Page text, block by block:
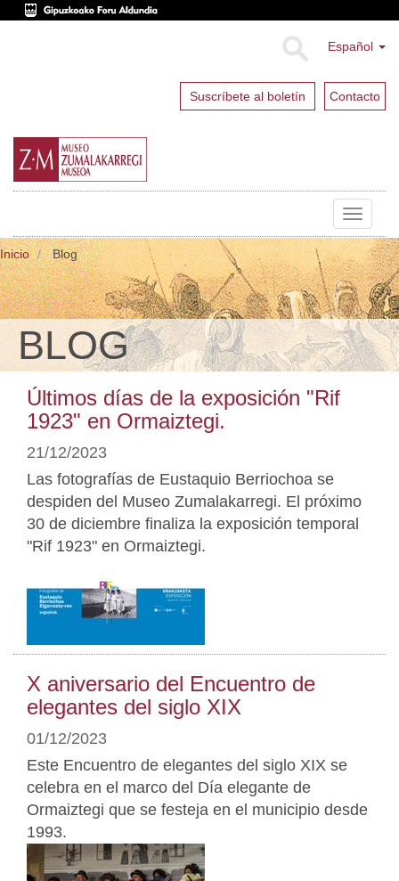
Español
Suscríbete al boletín Contacto
Toggle
Inicio Blog
BLOG
Últimos días de la exposición "Rif
1923" en Ormaiztegi.
21/12/2023
Las fotografías de Eustaquio Berriochoa se
despiden del Museo Zumalakarregi. El próximo
30 de diciembre finaliza la exposición temporal
"Rif 1923" en Ormaiztegi.
X aniversario del Encuentro de
elegantes del siglo XIX
01/12/2023
Este Encuentro de elegantes del siglo XIX se
celebra en el marco del Día elegante de
Ormaiztegi que se festeja en el municipio desde
1993.